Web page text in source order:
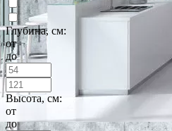
Глубина, см:
от
до
Высота, см:
от
до